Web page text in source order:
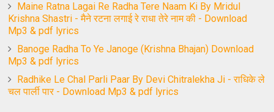
Maine Ratna Lagai Re Radha Tere Naam Ki By Mridul
Krishna Shastri - मैने रटना लगाई रे राधा तेरे नाम की - Download
Mp3 & pdf lyrics
Banoge Radha To Ye Janoge (Krishna Bhajan) Download
Mp3 & pdf lyrics
Radhike Le Chal Parli Paar By Devi Chitralekha Ji - राधिके ले
चल पार्ली पार - Download Mp3 & pdf lyrics